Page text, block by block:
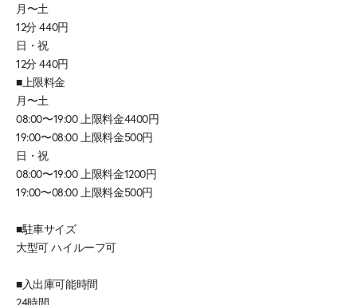
月〜土
12分 440円
日・祝
12分 440円
■上限料金
月〜土
08:00〜19:00 上限料金4400円
19:00〜08:00 上限料金500円
日・祝
08:00〜19:00 上限料金1200円
19:00〜08:00 上限料金500円
■駐車サイズ
大型可 ハイルーフ可
■入出庫可能時間